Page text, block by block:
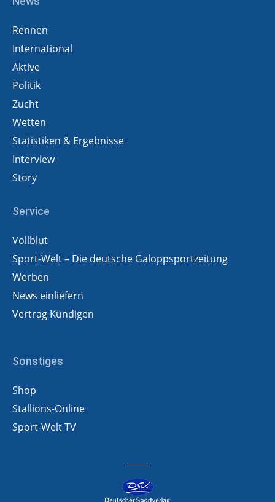
Rennen
International
Aktive
Politik
Zucht
Wetten
Statistiken & Ergebnisse
Interview
Story
Service
Vollblut
Sport-Welt – Die deutsche Galoppsportzeitung
Werben
News einliefern
Vertrag Kündigen
Sonstiges
Shop
Stallions-Online
Sport-Welt TV